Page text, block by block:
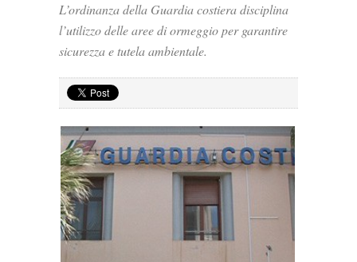
L’ordinanza della Guardia costiera disciplina
l’utilizzo delle aree di ormeggio per garantire
sicurezza e tutela ambientale.